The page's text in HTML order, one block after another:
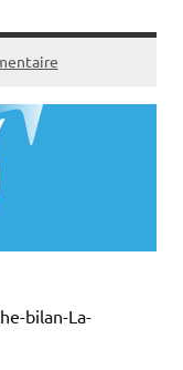
bilan-La-